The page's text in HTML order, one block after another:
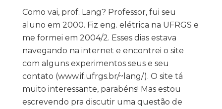
Como vai, prof. Lang? Professor, fui seu
aluno em 2000. Fiz eng. elétrica na UFRGS e
me formei em 2004/2. Esses dias estava
navegando na internet e encontrei o site
com alguns experimentos seus e seu
contato (www.if.ufrgs.br/~lang/). O site tá
muito interessante, parabéns! Mas estou
escrevendo pra discutir uma questão de